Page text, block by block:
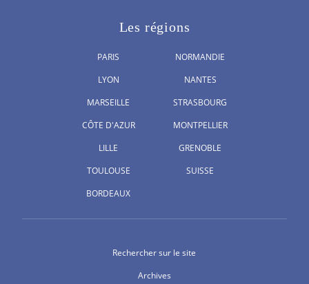
Les régions
PARIS
LYON
MARSEILLE
CÔTE D'AZUR
LILLE
TOULOUSE
BORDEAUX
NORMANDIE
NANTES
STRASBOURG
MONTPELLIER
GRENOBLE
SUISSE
Rechercher sur le site
Archives